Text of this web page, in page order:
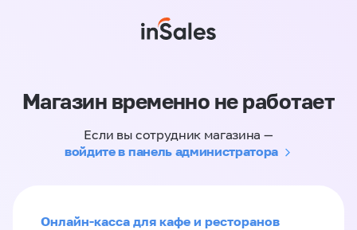
Магазин временно не работает
Если вы сотрудник магазина —
войдите в панель администратора
Онлайн-касса для кафе и ресторанов